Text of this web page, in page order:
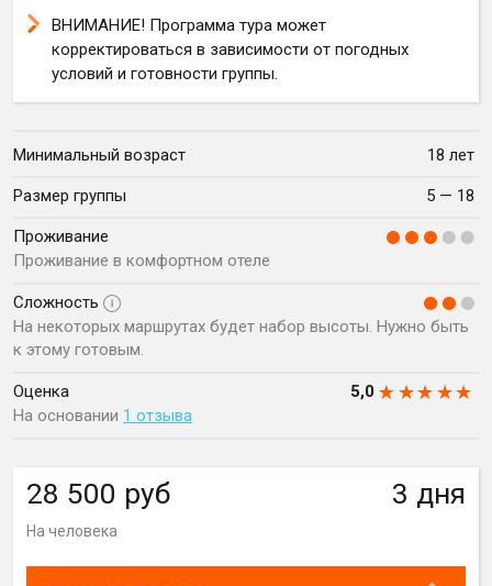
ВНИМАНИЕ! Программа тура может
корректироваться в зависимости от погодных
условий и готовности группы.
Минимальный возраст 18 лет
Размер группы 5 — 18
Проживание
Проживание в комфортном отеле
Сложность
На некоторых маршрутах будет набор высоты. Нужно быть
к этому готовым.
Оценка
5,0
На основании 1 отзыва
28 500 руб 3 дня
На человека